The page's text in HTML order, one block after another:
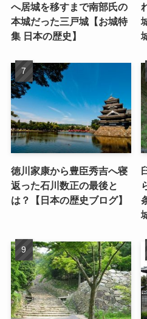
へ居城を移すまで南部氏の
本城だった三戸城【お城特
集 日本の歴史】
徳川家康から豊臣秀吉へ寝
返った石川数正の最後と
は？【日本の歴史ブログ】